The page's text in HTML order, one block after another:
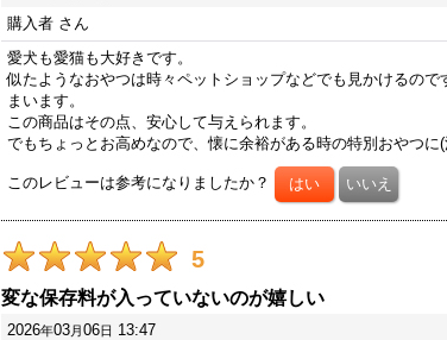
購入者 さん
愛犬も愛猫も大好きです。
似たようなおやつは時々ペットショップなどでも見かけるの
まいます。
この商品はその点、安心して与えられます。
でもちょっとお高めなので、懐に余裕がある時の特別おやつに
このレビューは参考になりましたか？
5
変な保存料が入っていないのが嬉しい
2026年03月06日 13:47